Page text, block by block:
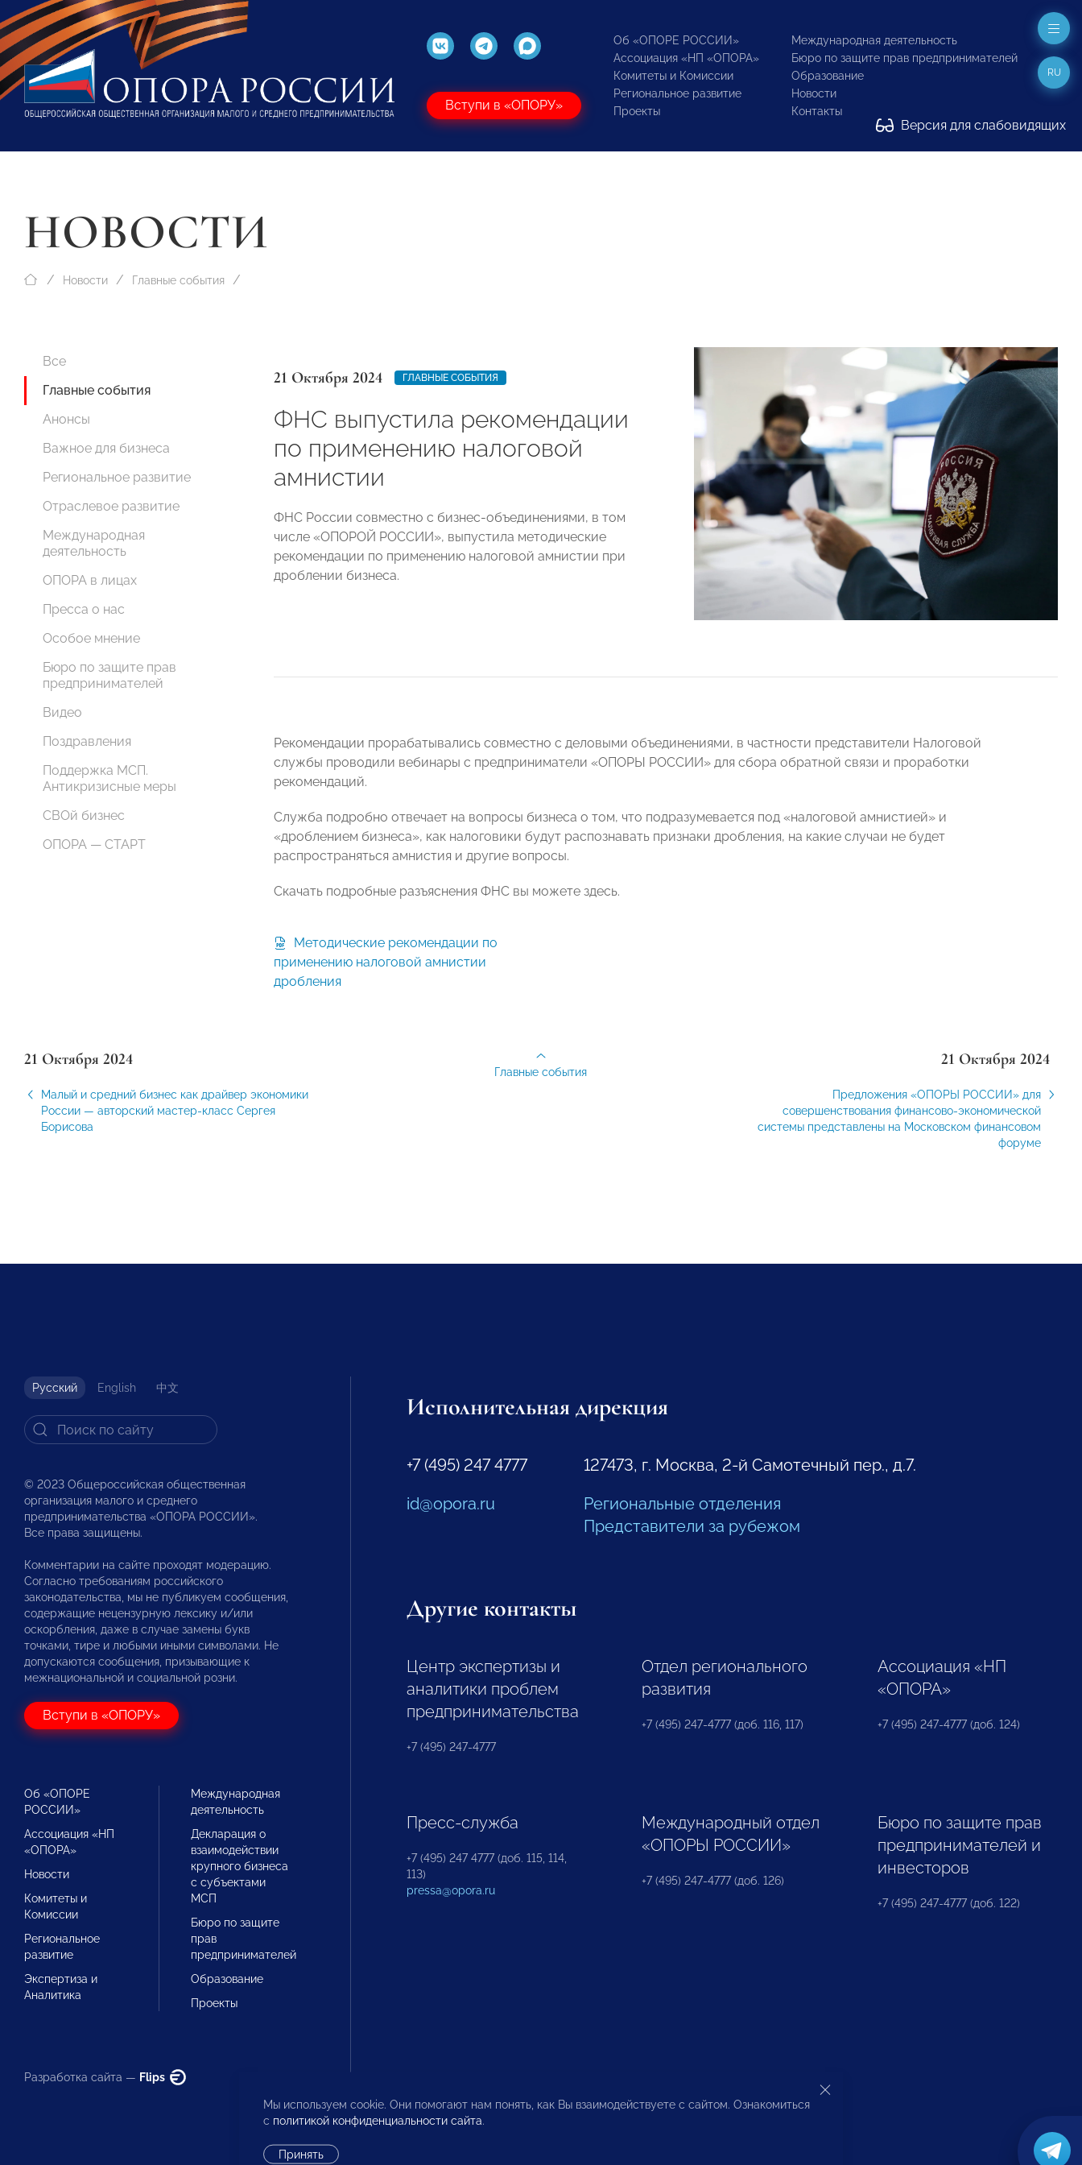
Вступи в «ОПОРУ»
Об «ОПОРЕ РОССИИ»
Ассоциация «НП «ОПОРА»
Комитеты и Комиссии
Региональное развитие
Проекты
Международная деятельность
Бюро по защите прав предпринимателей
Образование
Новости
Контакты
Версия для слабовидящих
RU
НОВОСТИ
Новости Главные события
Все
Главные события
Анонсы
Важное для бизнеса
Региональное развитие
Отраслевое развитие
Международная
деятельность
ОПОРА в лицах
Пресса о нас
Особое мнение
Бюро по защите прав
предпринимателей
Видео
Поздравления
Поддержка МСП.
Антикризисные меры
СВОй бизнес
ОПОРА — СТАРТ
21 Октября 2024 ГЛАВНЫЕ СОБЫТИЯ
ФНС выпустила рекомендации
по применению налоговой
амнистии
ФНС России совместно с бизнес-объединениями, в том
числе «ОПОРОЙ РОССИИ», выпустила методические
рекомендации по применению налоговой амнистии при
дроблении бизнеса.
Рекомендации прорабатывались совместно с деловыми объединениями, в частности представители Налоговой
службы проводили вебинары с предприниматели «ОПОРЫ РОССИИ» для сбора обратной связи и проработки
рекомендаций.
Служба подробно отвечает на вопросы бизнеса о том, что подразумевается под «налоговой амнистией» и
«дроблением бизнеса», как налоговики будут распознавать признаки дробления, на какие случаи не будет
распространяться амнистия и другие вопросы.
Скачать подробные разъяснения ФНС вы можете здесь.
применению налоговой амнистии
дробления
21 Октября 2024
Малый и средний бизнес как драйвер экономики
России — авторский мастер-класс Сергея
Борисова
21 Октября 2024
Предложения «ОПОРЫ РОССИИ» для
совершенствования финансово-экономической
системы представлены на Московском финансовом
форуме
Главные события
Русский English 中文
© 2023 Общероссийская общественная
организация малого и среднего
предпринимательства «ОПОРА РОССИИ».
Все права защищены.
Комментарии на сайте проходят модерацию.
Согласно требованиям российского
законодательства, мы не публикуем сообщения,
содержащие нецензурную лексику и/или
оскорбления, даже в случае замены букв
точками, тире и любыми иными символами. Не
допускаются сообщения, призывающие к
межнациональной и социальной розни.
Вступи в «ОПОРУ»
Об «ОПОРЕ
РОССИИ»
Ассоциация «НП
«ОПОРА»
Новости
Комитеты и
Комиссии
Региональное
развитие
Экспертиза и
Аналитика
Международная
деятельность
Декларация о
взаимодействии
крупного бизнеса
с субъектами
МСП
Бюро по защите
прав
предпринимателей
Образование
Проекты
Разработка сайта — Flips
Исполнительная дирекция
+7 (495) 247 4777
id@opora.ru
127473, г. Москва, 2-й Самотечный пер., д.7.
Региональные отделения
Представители за рубежом
Другие контакты
Центр экспертизы и
аналитики проблем
предпринимательства
+7 (495) 247-4777
Отдел регионального
развития
+7 (495) 247-4777 (доб. 116, 117)
Ассоциация «НП
«ОПОРА»
+7 (495) 247-4777 (доб. 124)
Пресс-служба
+7 (495) 247 4777 (доб. 115, 114,
113)
pressa@opora.ru
Международный отдел
«ОПОРЫ РОССИИ»
+7 (495) 247-4777 (доб. 126)
Бюро по защите прав
предпринимателей и
инвесторов
+7 (495) 247-4777 (доб. 122)
Мы используем cookie. Они помогают нам понять, как Вы взаимодействуете с сайтом. Ознакомиться
с политикой конфиденциальности сайта.
Принять